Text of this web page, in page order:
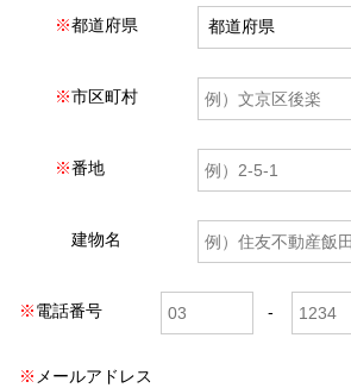
※都道府県
※市区町村
※番地
建物名
※電話番号
※ メールアドレス